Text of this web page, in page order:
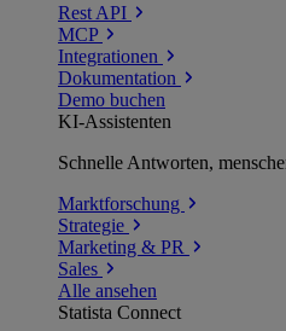
Rest API
MCP
Integrationen
Dokumentation
Demo buchen
KI-Assistenten
Schnelle Antworten,
Marktforschung
Strategie
Marketing & PR
Sales
Alle ansehen
Statista Connect